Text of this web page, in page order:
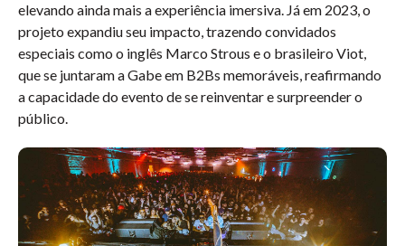
elevando ainda mais a experiência imersiva. Já em 2023, o
projeto expandiu seu impacto, trazendo convidados
especiais como o inglês Marco Strous e o brasileiro Viot,
que se juntaram a Gabe em B2Bs memoráveis, reafirmando
a capacidade do evento de se reinventar e surpreender o
público.